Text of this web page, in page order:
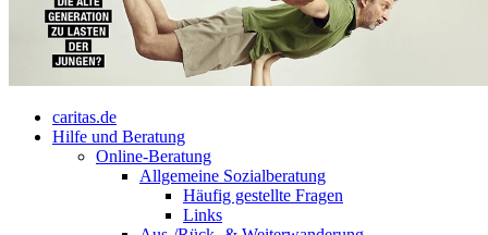
caritas.de
Hilfe und Beratung
Online-Beratung
Allgemeine Sozialberatung
Häufig gestellte Fragen
Links